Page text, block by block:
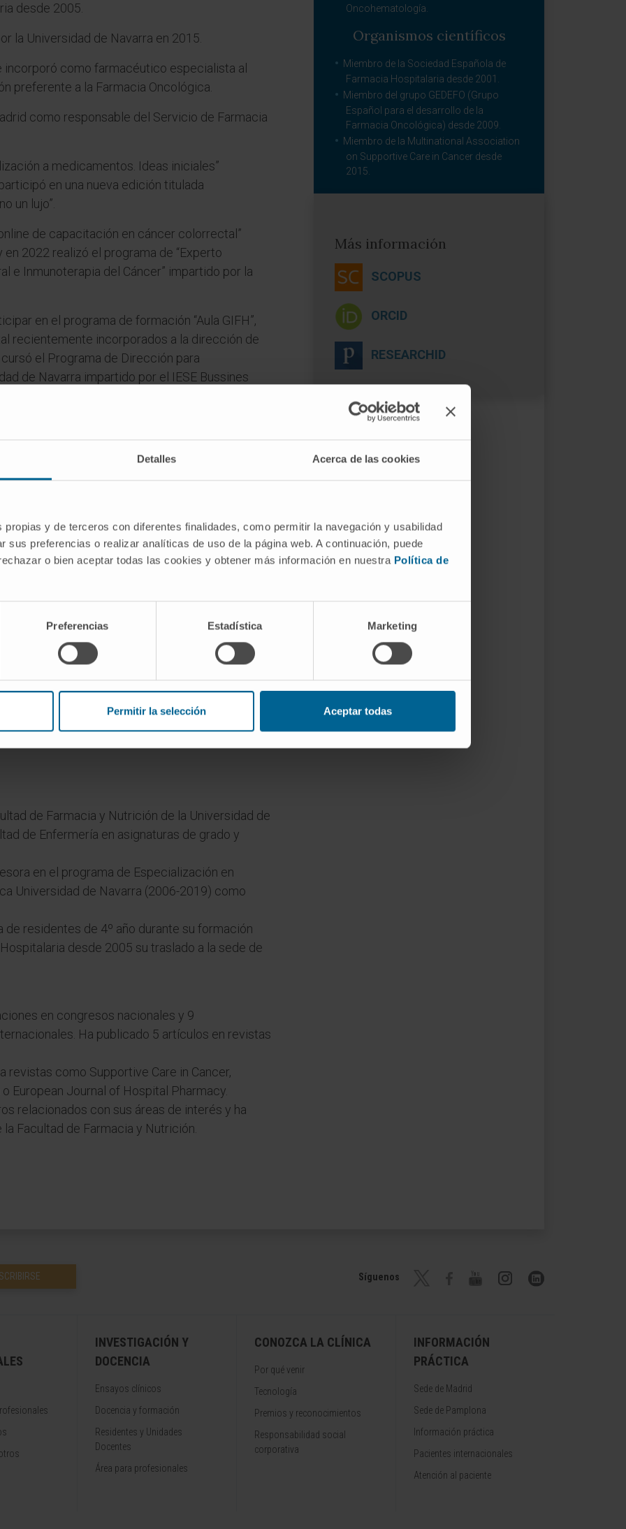
Detalles Acerca de las cookies
propias y de terceros con diferentes finalidades, como permitir la navegación y usabilidad
sus preferencias o realizar analíticas de uso de la página web. A continuación, puede
o bien aceptar todas las cookies y obtener más información en nuestra Política de
Preferencias Estadística Marketing
Permitir la selección Aceptar todas
desde 2005.
la Universidad de Navarra en 2015.
incorporó como farmacéutico especialista al
preferente a la Farmacia Oncológica.
como responsable del Servicio de Farmacia
a medicamentos. Ideas iniciales”
en una nueva edición titulada
un lujo”.
de capacitación en cáncer colorrectal”
2022 realizó el programa de “Experto
e Inmunoterapia del Cáncer” impartido por la
en el programa de formación “Aula GIFH”,
recientemente incorporados a la dirección de
el Programa de Dirección para
de Navarra impartido por el IESE Bussines
ÁREAS DE INTERÉS
Tratamientos de soporte en cáncer.
quimioterápicos en función de datos
antropométricos y funcionales.
de Farmacia y Nutrición de la Universidad de
de Enfermería en asignaturas de grado y
en el programa de Especialización en
Universidad de Navarra (2006-2019) como
de residentes de 4º año durante su formación
desde 2005 su traslado a la sede de
en congresos nacionales y 9
Ha publicado 5 artículos en revistas
revistas como Supportive Care in Cancer,
European Journal of Hospital Pharmacy.
relacionados con sus áreas de interés y ha
Facultad de Farmacia y Nutrición.
Oncohematología.
Organismos científicos
Miembro de la Sociedad Española de
Farmacia Hospitalaria desde 2001.
Miembro del grupo GEDEFO (Grupo
Español para el desarrollo de la
Farmacia Oncológica) desde 2009.
Miembro de la Multinational Association
on Supportive Care in Cancer desde
2015.
Más información
SCOPUS
ORCID
RESEARCHID
Síguenos
INVESTIGACIÓN Y
DOCENCIA
Ensayos clínicos
Docencia y formación
Residentes y Unidades
Docentes
Área para profesionales
CONOZCA LA CLÍNICA
Por qué venir
Tecnología
Premios y reconocimientos
Responsabilidad social
corporativa
INFORMACIÓN
PRÁCTICA
Sede de Madrid
Sede de Pamplona
Información práctica
Pacientes internacionales
Atención al paciente